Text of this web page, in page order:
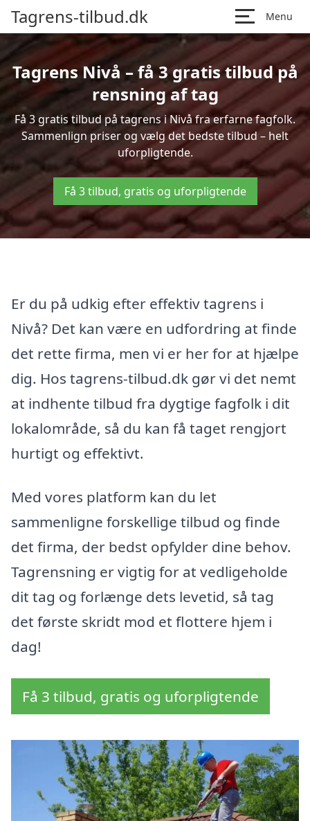
Tagrens-tilbud.dk Menu
Tagrens Nivå – få 3 gratis tilbud på
rensning af tag
Få 3 gratis tilbud på tagrens i Nivå fra erfarne fagfolk.
Sammenlign priser og vælg det bedste tilbud – helt
uforpligtende.
Få 3 tilbud, gratis og uforpligtende
Er du på udkig efter effektiv tagrens i
Nivå? Det kan være en udfordring at finde
det rette firma, men vi er her for at hjælpe
dig. Hos tagrens-tilbud.dk gør vi det nemt
at indhente tilbud fra dygtige fagfolk i dit
lokalområde, så du kan få taget rengjort
hurtigt og effektivt.
Med vores platform kan du let
sammenligne forskellige tilbud og finde
det firma, der bedst opfylder dine behov.
Tagrensning er vigtig for at vedligeholde
dit tag og forlænge dets levetid, så tag
det første skridt mod et flottere hjem i
dag!
Få 3 tilbud, gratis og uforpligtende